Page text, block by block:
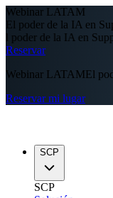
Webinar LATAM
El poder de la IA en
de la IA en Supply
Reservar
Webinar LATAMEl
Reservar mi lugar
SCP
SCP